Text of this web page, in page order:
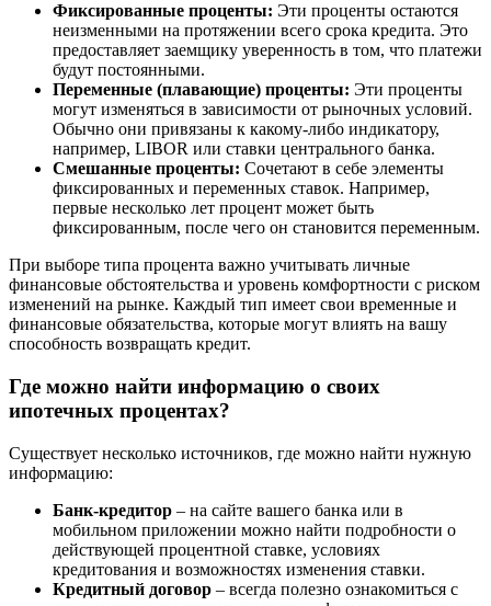
Фиксированные проценты: Эти проценты остаются
неизменными на протяжении всего срока кредита. Это
предоставляет заемщику уверенность в том, что платежи
будут постоянными.
Переменные (плавающие) проценты: Эти проценты
могут изменяться в зависимости от рыночных условий.
Обычно они привязаны к какому-либо индикатору,
например, LIBOR или ставки центрального банка.
Смешанные проценты: Сочетают в себе элементы
фиксированных и переменных ставок. Например,
первые несколько лет процент может быть
фиксированным, после чего он становится переменным.
При выборе типа процента важно учитывать личные
финансовые обстоятельства и уровень комфортности с риском
изменений на рынке. Каждый тип имеет свои временные и
финансовые обязательства, которые могут влиять на вашу
способность возвращать кредит.
Где можно найти информацию о своих
ипотечных процентах?
Существует несколько источников, где можно найти нужную
информацию:
Банк-кредитор – на сайте вашего банка или в
мобильном приложении можно найти подробности о
действующей процентной ставке, условиях
кредитования и возможностях изменения ставки.
Кредитный договор – всегда полезно ознакомиться с